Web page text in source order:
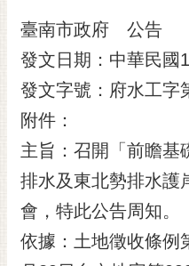
市政資訊
市民互動
黃
偉
哲
臺南市政府 公告
發文日期：中華民國
發文字號：府水工字
附件：
主旨：召開「前瞻基
排水及東北勢排水護
會，特此公告周知。
依據：土地徵收條例